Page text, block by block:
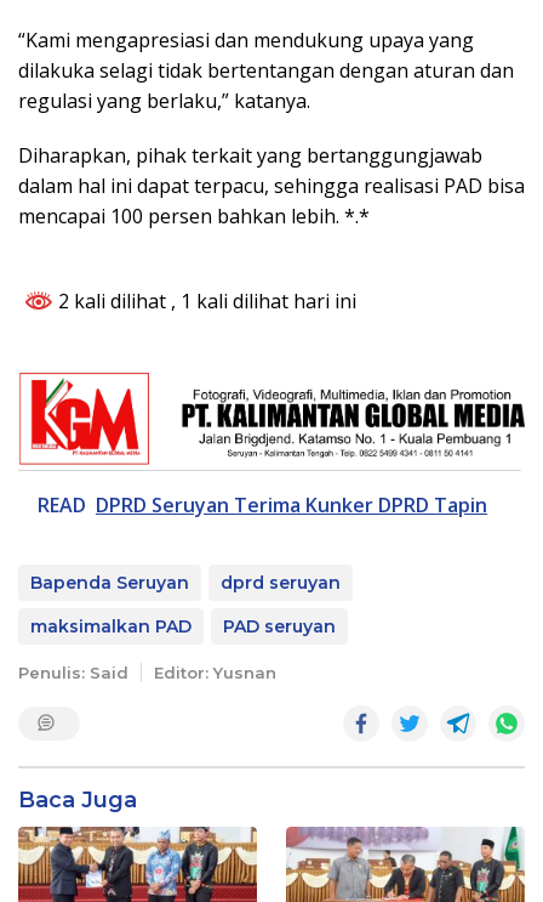
“Kami mengapresiasi dan mendukung upaya yang
dilakuka selagi tidak bertentangan dengan aturan dan
regulasi yang berlaku,” katanya.
Diharapkan, pihak terkait yang bertanggungjawab
dalam hal ini dapat terpacu, sehingga realisasi PAD bisa
mencapai 100 persen bahkan lebih. *.*
2 kali dilihat , 1 kali dilihat hari ini
READ DPRD Seruyan Terima Kunker DPRD Tapin
Bapenda Seruyan
dprd seruyan
maksimalkan PAD
PAD seruyan
Penulis: Said Editor: Yusnan
Baca Juga